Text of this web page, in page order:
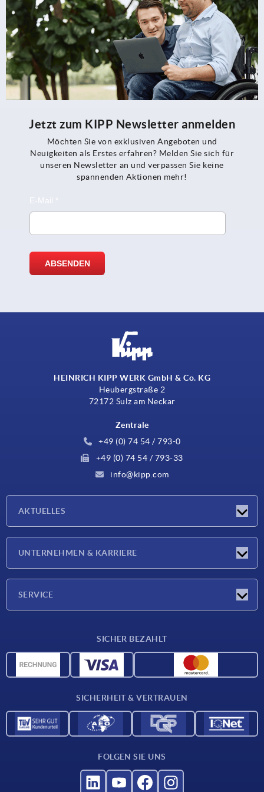
Jetzt zum KIPP Newsletter anmelden
Möchten Sie von exklusiven Angeboten und
Neuigkeiten als Erstes erfahren? Melden Sie sich für
unseren Newsletter an und verpassen Sie keine
spannenden Aktionen mehr!
HEINRICH KIPP WERK GmbH & Co. KG
Heubergstraße 2
72172 Sulz am Neckar
Zentrale
+49 (0) 74 54 / 793-0
+49 (0) 74 54 / 793-33
info@kipp.com
AKTUELLES
Presseberichte
UNTERNEHMEN & KARRIERE
SERVICE
Werkstoffübersicht
SICHER BEZAHLT
SICHERHEIT & VERTRAUEN
FOLGEN SIE UNS